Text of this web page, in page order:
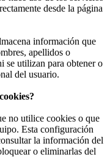
desde la página
información que
apellidos o
se utilizan para obtener o
del usuario.
no utilice cookies o que
Esta configuración
la información del
o eliminarlas del